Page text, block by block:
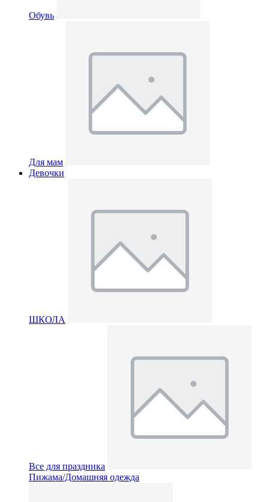
Обувь
Для мам
Девочки
ШКОЛА
Все для праздника
Пижама/Домашняя одежда